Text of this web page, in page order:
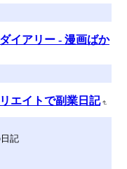
イアリー - 漫画ばか
エイトで副業日記
記